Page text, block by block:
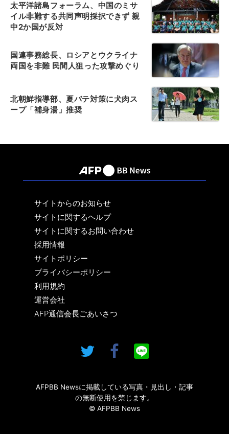
太平洋諸島フォーラム、中国のミサ
イル非難する共同声明採択できず 親
中2か国が反対
国連事務総長、ロシアとウクライナ
両国を非難 民間人狙った攻撃めぐり
北朝鮮指導部、夏バテ対策に犬肉ス
ープ「補身湯」推奨
サイトからのお知らせ
サイトに関するヘルプ
サイトに関するお問い合わせ
採用情報
サイトポリシー
プライバシーポリシー
利用規約
運営会社
AFP通信会長ごあいさつ
AFPBB Newsに掲載している写真・見出し・記事
の無断使用を禁じます。
© AFPBB News